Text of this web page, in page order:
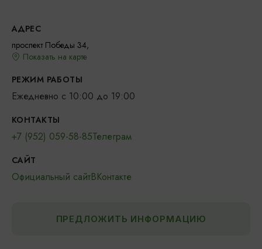
АДРЕС
проспект Победы 34,
Показать на карте
РЕЖИМ РАБОТЫ
Ежедневно с 10:00 до 19:00
КОНТАКТЫ
+7 (952) 059-58-85Телеграм
САЙТ
Официальный сайтВКонтакте
ПРЕДЛОЖИТЬ ИНФОРМАЦИЮ